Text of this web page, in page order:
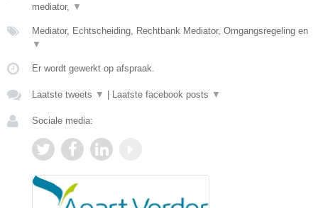
mediator,
▼
Mediator, Echtscheiding, Rechtbank Mediator, Omgangsregeling en
▼
Er wordt gewerkt op afspraak.
Laatste tweets ▼ | Laatste facebook posts ▼
Sociale media: